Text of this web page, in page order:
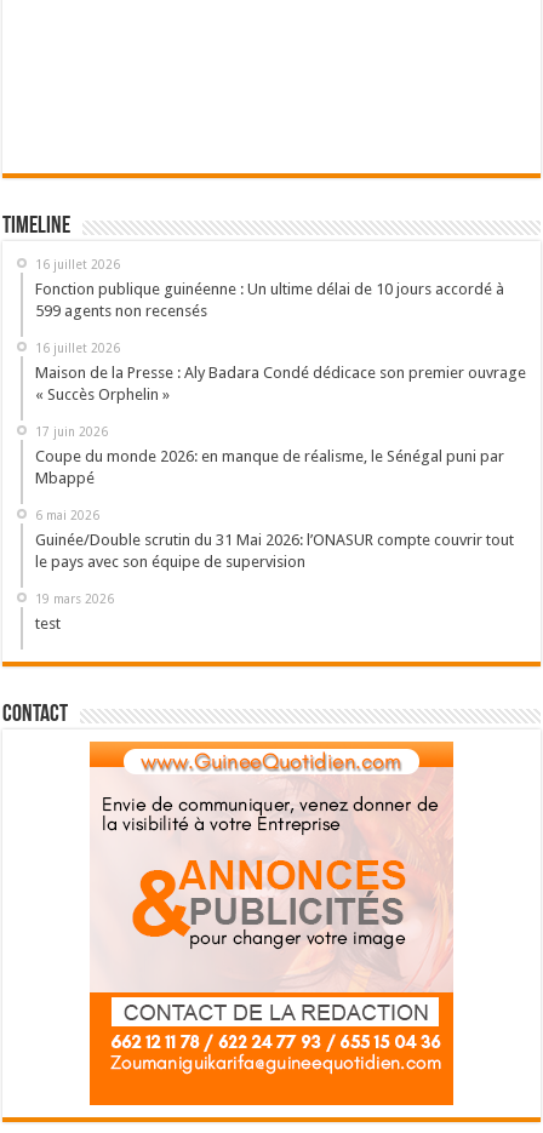
Timeline
16 juillet 2026
Fonction publique guinéenne : Un ultime délai de 10 jours accordé à
599 agents non recensés
16 juillet 2026
Maison de la Presse : Aly Badara Condé dédicace son premier ouvrage
« Succès Orphelin »
17 juin 2026
Coupe du monde 2026: en manque de réalisme, le Sénégal puni par
Mbappé
6 mai 2026
Guinée/Double scrutin du 31 Mai 2026: l’ONASUR compte couvrir tout
le pays avec son équipe de supervision
19 mars 2026
test
Contact